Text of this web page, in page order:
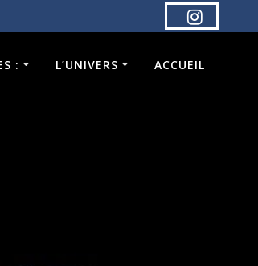
: L’UNIVERS ACCUEIL